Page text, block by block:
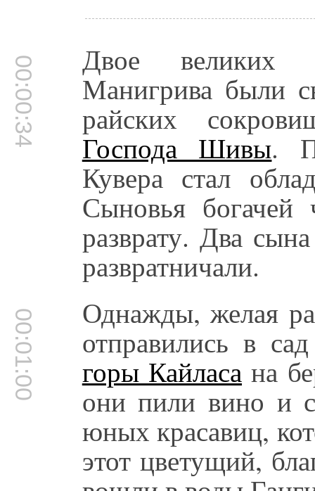
00:00:34 Двое великих
Манигрива были
райских
Господа Шивы.
Кувера стал
Сыновья богачей
разврату. Два
развратничали.
00:01:00 Однажды, желая
отправились в
горы Кайласа на
они пили вино и
юных красавиц,
этот цветущий,